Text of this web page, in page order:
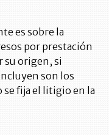
es sobre la
por prestación
su origen, si
son los
se fija el litigio en la